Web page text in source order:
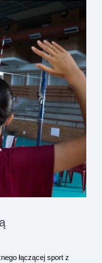
łączącej sport z